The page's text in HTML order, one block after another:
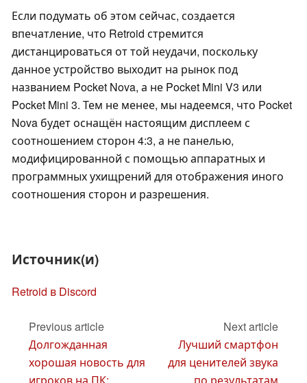
Если подумать об этом сейчас, создается
впечатление, что Retroid стремится
дистанцироваться от той неудачи, поскольку
данное устройство выходит на рынок под
названием Pocket Nova, а не Pocket Mini V3 или
Pocket Mini 3. Тем не менее, мы надеемся, что Pocket
Nova будет оснащён настоящим дисплеем с
соотношением сторон 4:3, а не панелью,
модифицированной с помощью аппаратных и
программных ухищрений для отображения иного
соотношения сторон и разрешения.
Источник(и)
Retroid в Discord
Previous article
Долгожданная
хорошая новость для
игроков на ПК:
Next article
Лучший смартфон
для ценителей звука
по результатам